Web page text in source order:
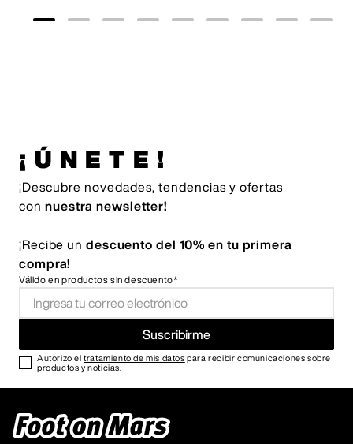
¡ÚNETE!
¡Descubre novedades, tendencias y ofertas
con nuestra newsletter!
¡Recibe un descuento del 10% en tu primera
compra!
Válido en productos sin descuento*
Suscribirme
Autorizo eltratamiento de mis datos para recibir comunicaciones sobre
productos y noticias.